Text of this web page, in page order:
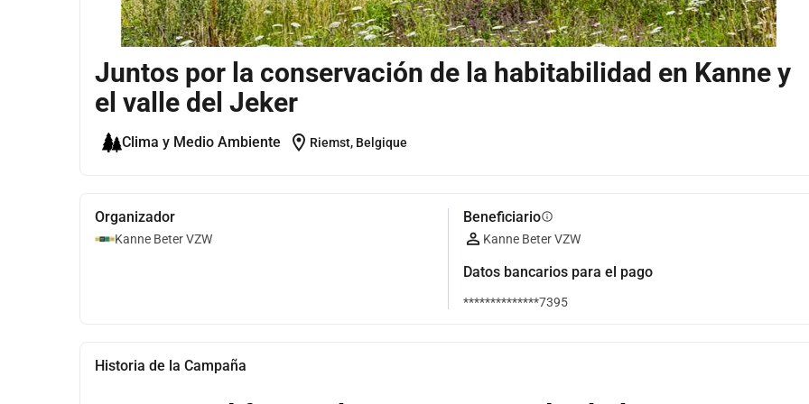
Juntos por la conservación de la habitabilidad en Kanne y
el valle del Jeker
Clima y Medio Ambiente location_on Riemst, Belgique
Organizador
Kanne Beter VZW
Beneficiarioinfo
Kanne Beter VZW
Datos bancarios para el pago
**************7395
Historia de la Campaña